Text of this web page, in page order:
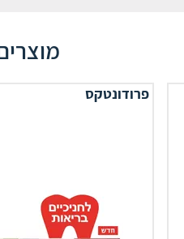
פרודונטקס